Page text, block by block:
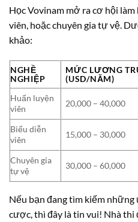
Học Vovinam mở ra cơ hội
viên, hoặc chuyên gia tự vệ.
khảo:
NGHỀ
NGHIỆP
MỨC LƯƠNG
(USD/NĂM)
Huấn luyện
viên
20,000 – 40,000
Biểu diễn
viên
15,000 – 30,000
Chuyên gia
tự vệ
30,000 – 60,000
Nếu bạn đang tìm kiếm những
cược, thì đây là tin vui! Nhà thi